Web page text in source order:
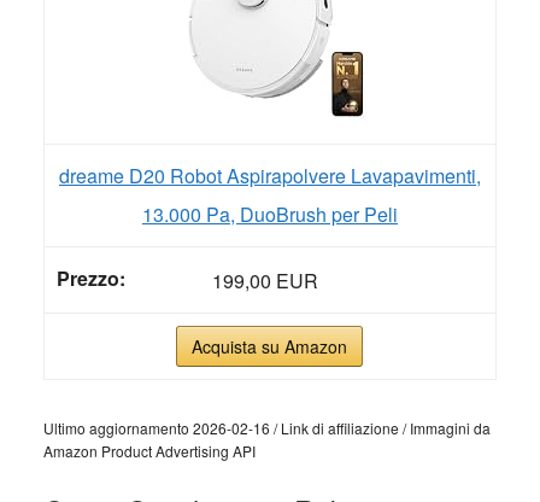
dreame D20 Robot Aspirapolvere Lavapavimenti,
13.000 Pa, DuoBrush per Peli
199,00 EUR
Acquista su Amazon
Ultimo aggiornamento 2026-02-16 / Link di affiliazione / Immagini da
Amazon Product Advertising API